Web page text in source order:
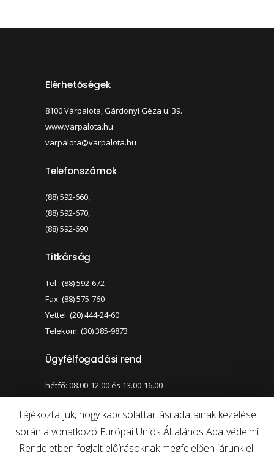
Elérhetőségek
8100 Várpalota, Gárdonyi Géza u. 39.
www.varpalota.hu
varpalota@varpalota.hu
Telefonszámok
(88) 592-660,
(88) 592-670,
(88) 592-690
Titkárság
Tel.: (88) 592-672
Fax: (88) 575-760
Yettel: (20) 444-24-60
Telekom: (30) 385-9873
Ügyfélfogadási rend
hétfő: 08.00-12.00 és 13.00-16.00
szerda: 08.00-12.00 és 13.00-17.00
Nagy kontraszt váltása
Betűméret váltása
Tájékoztatjuk, hogy kapcsolattartási adatainak kezelése
során a vonatkozó Európai Uniós Általános Adatvédelmi
Rendeletben foglalt előírásoknak megfelelően járunk el.